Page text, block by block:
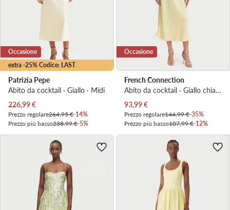
extra -25% Codice: LAST
Occasione
Patrizia Pepe
Abito da cocktail · Giallo · Midi
Prezzo attuale
226,99€
Prezzo regolare264,95 €-14%
Prezzo più basso238,99 €-5%
Occasione
French Connection
Abito da cocktail · Giallo chiaro · Midi
Prezzo attuale
93,99€
Prezzo regolare144,99 €-35%
Prezzo più basso107,99 €-12%